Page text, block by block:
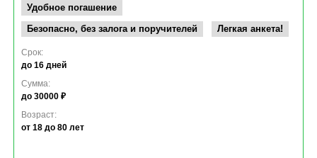
Удобное погашение
Безопасно, без залога и поручителей
Легкая анкета!
Срок:
до 16 дней
Сумма:
до 30000 ₽
Возраст:
от 18 до 80 лет